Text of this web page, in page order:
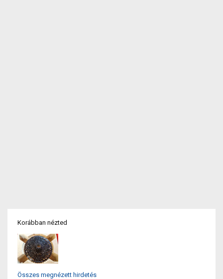
Korábban nézted
Összes megnézett hirdetés